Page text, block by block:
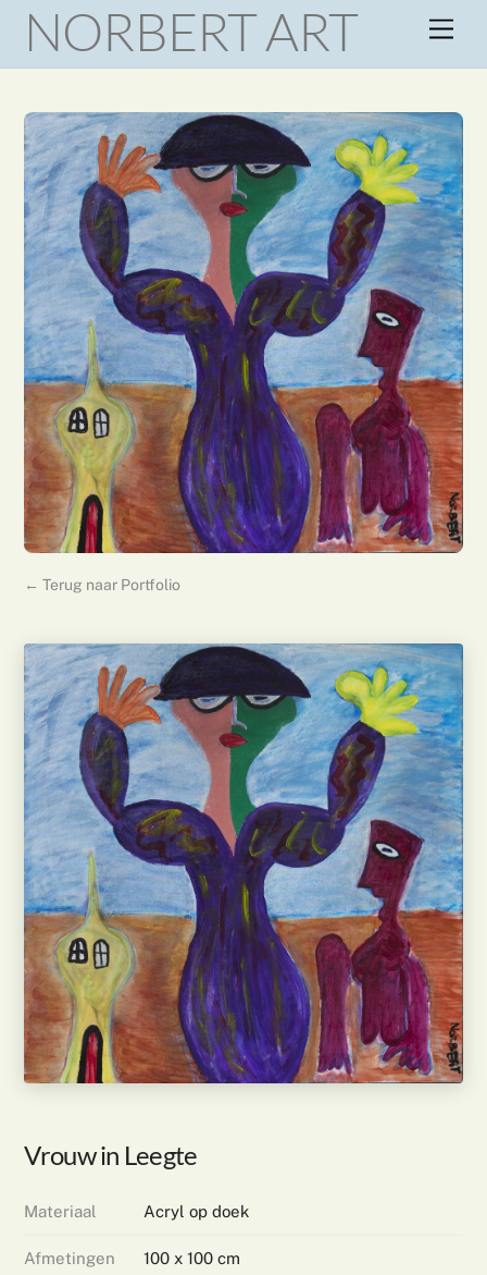
Skip
content
NORBERT ART
← Terug naar Portfolio
Vrouw in Leegte
Materiaal Acryl op doek
Afmetingen 100 x 100 cm